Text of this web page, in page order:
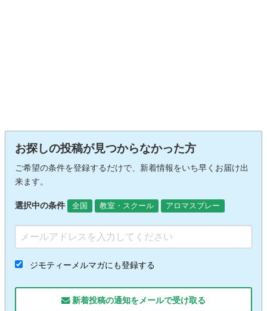
お探しの投稿が見つからなかった方
ご希望の条件を登録するだけで、新着情報をいち早くお届け出
来ます。
選択中の条件 全国 教室・スクール アロマスプレー
ジモティーメルマガにも登録する
新着投稿の通知をメールで受け取る